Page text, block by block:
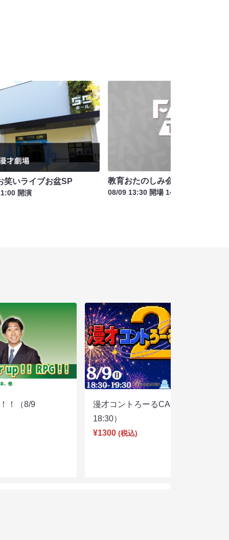
笑いライブお盆SP
開演
教育おたのしみ会～笑いとげん
08/09 13:30 開場 14:00 開演
！（8/9
漫才コントろーるCAKE2（8/9
18:30）
¥1300 (税込)